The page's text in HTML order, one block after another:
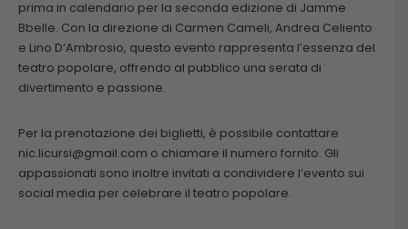
prima in calendario per la seconda edizione di Jamme
Bbelle. Con la direzione di Carmen Cameli, Andrea Celiento
e Lino D’Ambrosio, questo evento rappresenta l’essenza del
teatro popolare, offrendo al pubblico una serata di
divertimento e passione.
Per la prenotazione dei biglietti, è possibile contattare
nic.licursi@gmail.com o chiamare il numero fornito. Gli
appassionati sono inoltre invitati a condividere l’evento sui
social media per celebrare il teatro popolare.